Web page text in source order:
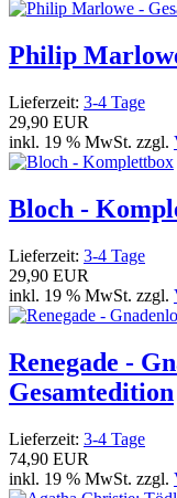
Philip
Lieferzeit: 3-4 Tage
29,90 EUR
inkl. 19 % MwSt. zzgl.
Bloch -
Lieferzeit: 3-4 Tage
29,90 EUR
inkl. 19 % MwSt. zzgl.
Renegade -
Gesamtedition
Lieferzeit: 3-4 Tage
74,90 EUR
inkl. 19 % MwSt. zzgl.